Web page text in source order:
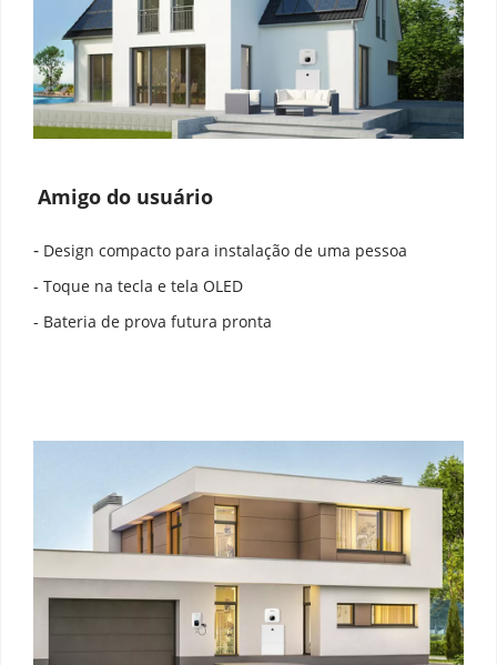
Amigo do usuário
- Design compacto para instalação de uma pessoa
- Toque na tecla e tela OLED
- Bateria de prova futura pronta